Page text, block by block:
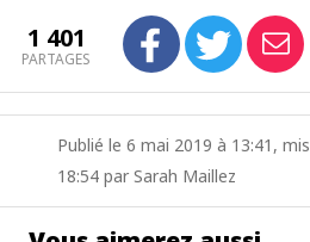
1 401
PARTAGES
Publié le 6 mai 2019 à 13:41,
18:54 par Sarah Maillez